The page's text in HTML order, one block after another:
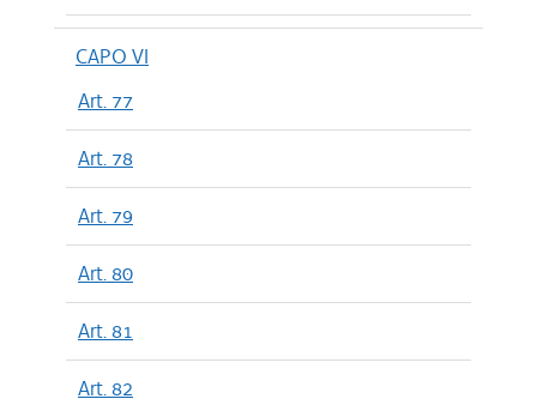
CAPO VI
Art. 77
Art. 78
Art. 79
Art. 80
Art. 81
Art. 82